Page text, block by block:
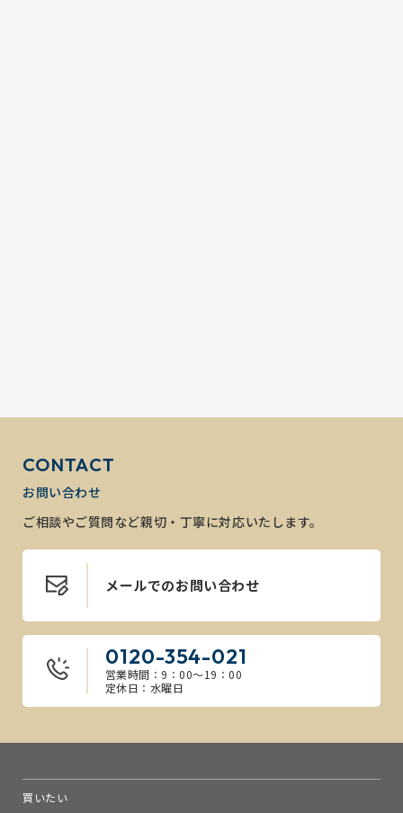
CONTACT
お問い合わせ
ご相談やご質問など親切・丁寧に対応いたします。
メールでのお問い合わせ
0120-354-021
営業時間：9：00～19：00
定休日：水曜日
買いたい